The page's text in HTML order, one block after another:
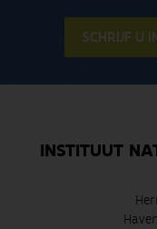
SCHRIJF U
INSTITUUT